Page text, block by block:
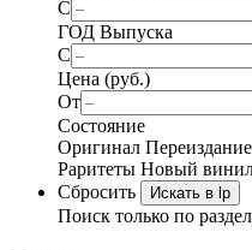
С
ГОД Выпуска
С
Цена (руб.)
От
Состояние
Оригинал Переиздание
Раритеты Новый
Сбросить
Искать в lp
Поиск только по